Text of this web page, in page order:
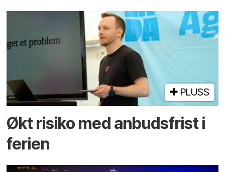
PLUSS
Økt risiko med anbuds­frist i
ferien